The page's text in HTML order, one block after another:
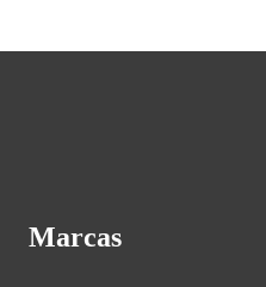
Marcas